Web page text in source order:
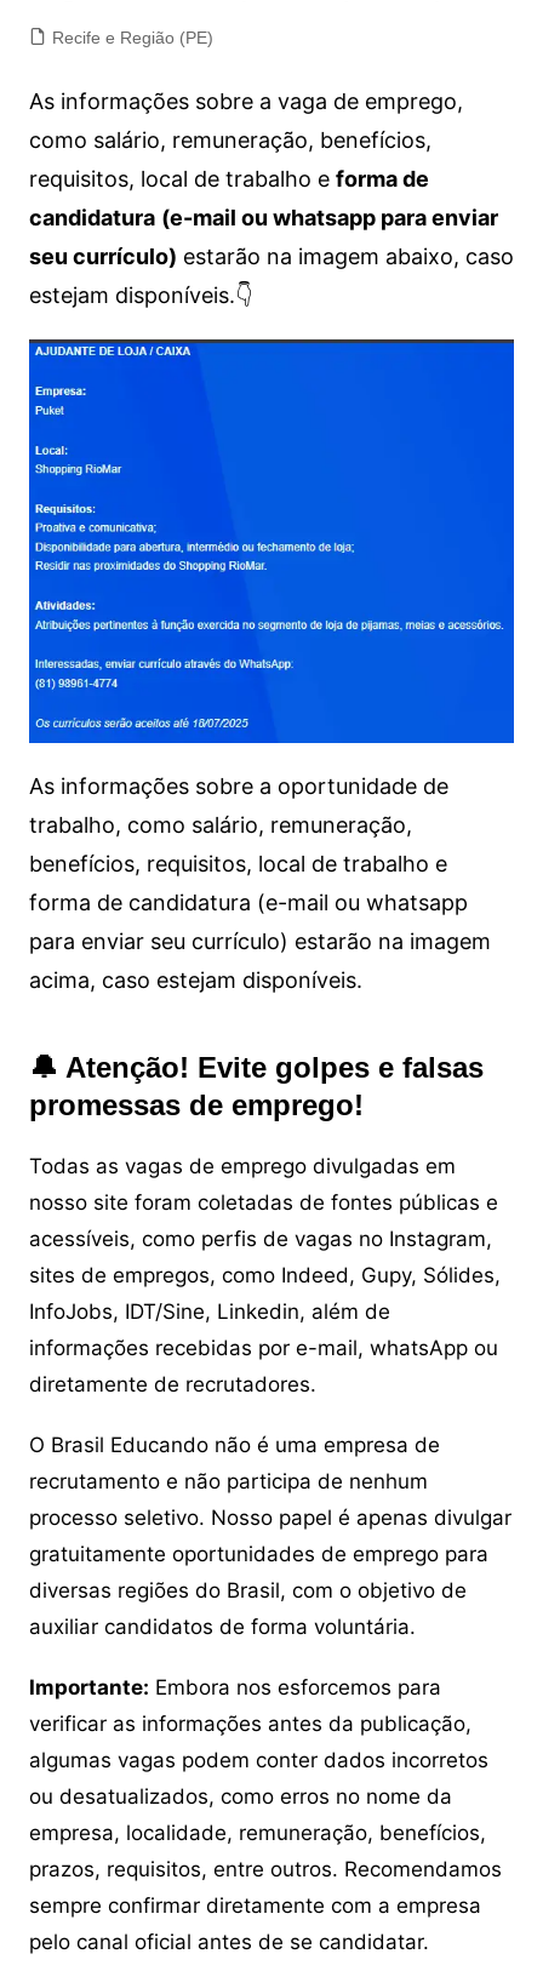
Recife e Região (PE)
As informações sobre a vaga de emprego,
como salário, remuneração, benefícios,
requisitos, local de trabalho e forma de
candidatura (e-mail ou whatsapp para enviar
seu currículo) estarão na imagem abaixo, caso
estejam disponíveis.👇
As informações sobre a oportunidade de
trabalho, como salário, remuneração,
benefícios, requisitos, local de trabalho e
forma de candidatura (e-mail ou whatsapp
para enviar seu currículo) estarão na imagem
acima, caso estejam disponíveis.
🔔 Atenção! Evite golpes e falsas
promessas de emprego!
Todas as vagas de emprego divulgadas em
nosso site foram coletadas de fontes públicas e
acessíveis, como perfis de vagas no Instagram,
sites de empregos, como Indeed, Gupy, Sólides,
InfoJobs, IDT/Sine, Linkedin, além de
informações recebidas por e-mail, whatsApp ou
diretamente de recrutadores.
O Brasil Educando não é uma empresa de
recrutamento e não participa de nenhum
processo seletivo. Nosso papel é apenas divulgar
gratuitamente oportunidades de emprego para
diversas regiões do Brasil, com o objetivo de
auxiliar candidatos de forma voluntária.
Importante: Embora nos esforcemos para
verificar as informações antes da publicação,
algumas vagas podem conter dados incorretos
ou desatualizados, como erros no nome da
empresa, localidade, remuneração, benefícios,
prazos, requisitos, entre outros. Recomendamos
sempre confirmar diretamente com a empresa
pelo canal oficial antes de se candidatar.